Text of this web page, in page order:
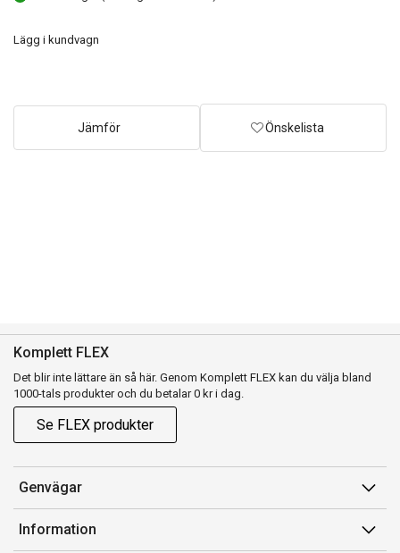
Lägg i kundvagn
Jämför Önskelista
Komplett FLEX
Det blir inte lättare än så här. Genom Komplett FLEX kan du välja bland
1000-tals produkter och du betalar 0 kr i dag.
Se FLEX produkter
Genvägar
Konto
Information